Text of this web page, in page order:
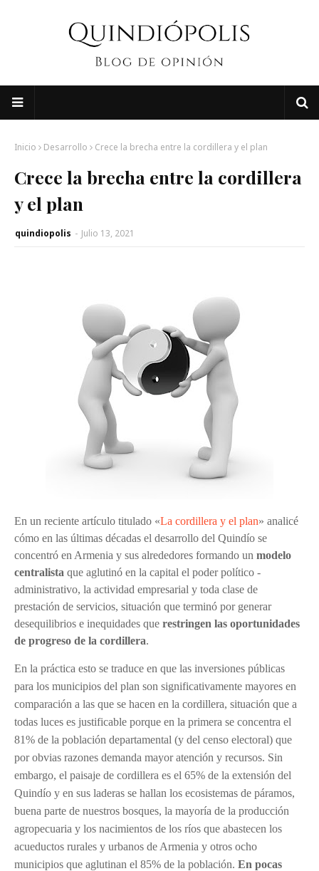
Inicio Desarrollo Crece la brecha entre la cordillera y el plan
Crece la brecha entre la cordillera
y el plan
quindiopolis - Julio 13, 2021
En un reciente artículo titulado «La cordillera y el plan» analicé
cómo en las últimas décadas el desarrollo del Quindío se
concentró en Armenia y sus alrededores formando un modelo
centralista que aglutinó en la capital el poder político -
administrativo, la actividad empresarial y toda clase de
prestación de servicios, situación que terminó por generar
desequilibrios e inequidades que restringen las oportunidades
de progreso de la cordillera.
En la práctica esto se traduce en que las inversiones públicas
para los municipios del plan son significativamente mayores en
comparación a las que se hacen en la cordillera, situación que a
todas luces es justificable porque en la primera se concentra el
81% de la población departamental (y del censo electoral) que
por obvias razones demanda mayor atención y recursos. Sin
embargo, el paisaje de cordillera es el 65% de la extensión del
Quindío y en sus laderas se hallan los ecosistemas de páramos,
buena parte de nuestros bosques, la mayoría de la producción
agropecuaria y los nacimientos de los ríos que abastecen los
acueductos rurales y urbanos de Armenia y otros ocho
municipios que aglutinan el 85% de la población. En pocas